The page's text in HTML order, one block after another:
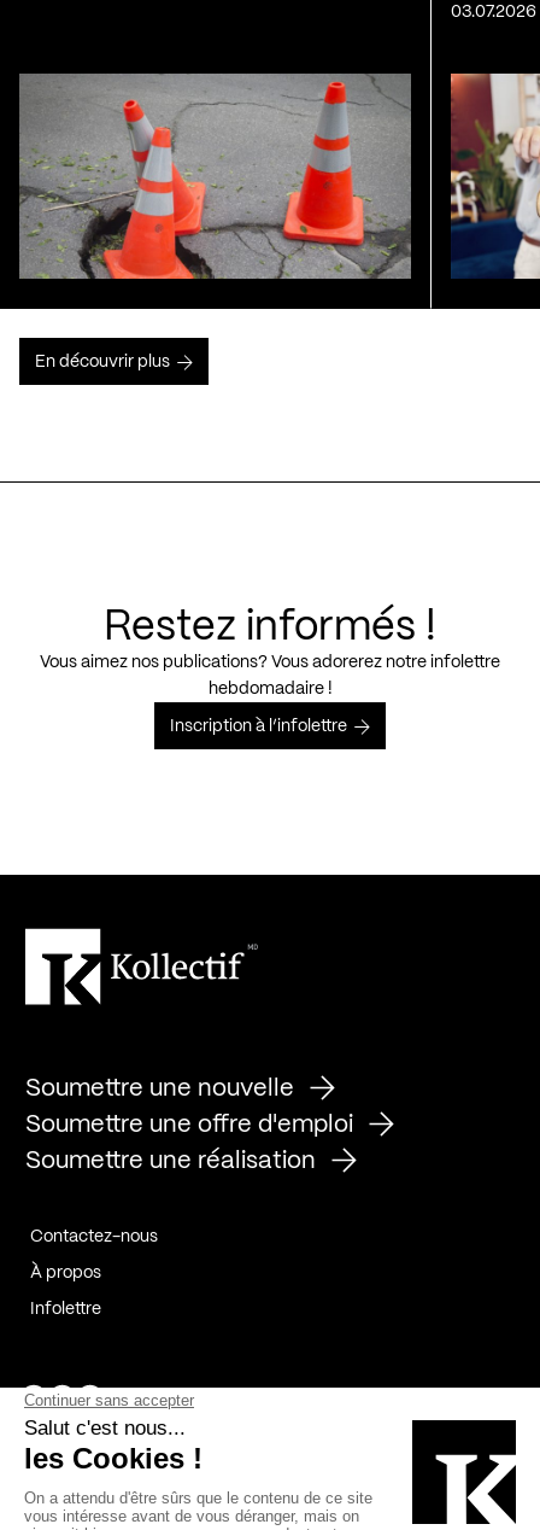
03.07.2026
En découvrir plus
Restez informés !
Vous aimez nos publications? Vous adorerez notre infolettre
hebdomadaire !
Inscription à l’infolettre
Soumettre une nouvelle
Soumettre une offre d'emploi
Soumettre une réalisation
Contactez-nous
À propos
Infolettre
Page Facebook de Kollectif
Page Instagram de Kollectif
Page Linkedin de Kollectif